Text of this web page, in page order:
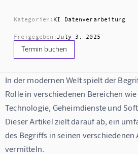
Kategorien: KI Datenverarbeitung
Freigegeben: July 3, 2025
Termin buchen
In der modernen Welt spielt der
Rolle in verschiedenen Bereichen wie
Technologie, Geheimdienste und
Dieser Artikel zielt darauf ab, ein
des Begriffs in seinen verschiedenen
vermitteln.